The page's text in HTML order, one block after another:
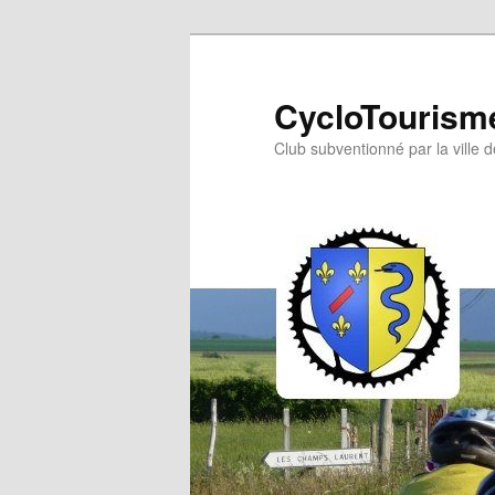
Club subventionné par la ville